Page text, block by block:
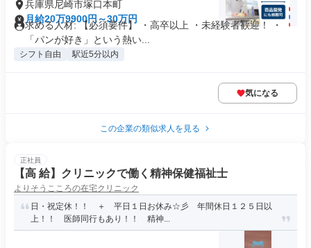
兵庫県尼崎市塚口本町
月給20万9900円～30万円
求める人材: 【必須要件】 ・高卒以上 ・未経験者歓迎！ ・
「パンが好き」という熱い...
シフト自由 駅近5分以内
気になる
この企業の類似求人を見る
正社員
【高 給】クリニックで働く精神保健福祉士
よりそうこころの在宅クリニック
日・祝定休！！ ＋ 平日１日お休み☆彡 年間休日１２５日以
上！！ 医師同行もあり！！ 精神...